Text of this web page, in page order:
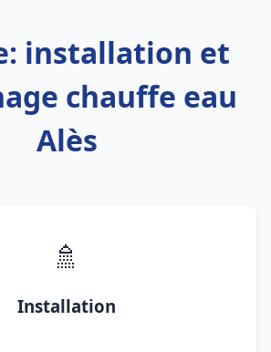
installation et
chauffe eau
Alès
🚿
Installation